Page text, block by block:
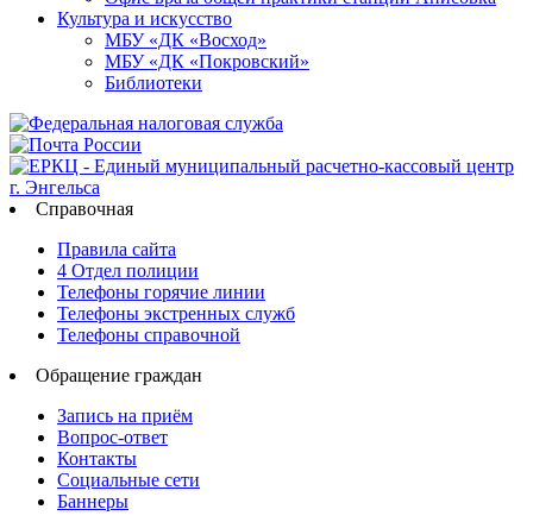
Культура и искусство
МБУ «ДК «Восход»
МБУ «ДК «Покровский»
Библиотеки
Справочная
Правила сайта
4 Отдел полиции
Телефоны горячие линии
Телефоны экстренных служб
Телефоны справочной
Обращение граждан
Запись на приём
Вопрос-ответ
Контакты
Социальные сети
Баннеры